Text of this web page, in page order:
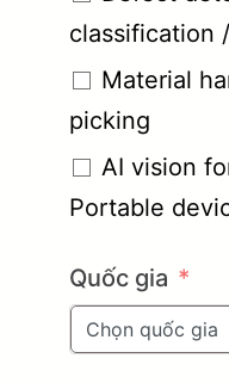
classification
Material
picking
AI vision
Portable
Quốc gia
Chọn quốc gia